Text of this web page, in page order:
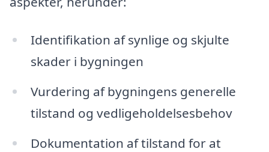
Identifikation af synlige og skjulte
skader i bygningen
Vurdering af bygningens generelle
tilstand og vedligeholdelsesbehov
Dokumentation af tilstand for at